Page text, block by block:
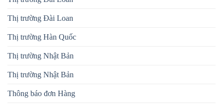
Thị trường Đài Loan
Thị trường Hàn Quốc
Thị trường Nhật Bản
Thị trường Nhật Bản
Thông báo đơn Hàng